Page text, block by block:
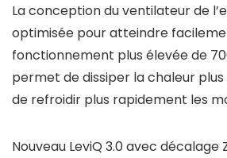
La conception du ventilateur de
optimisée pour atteindre
fonctionnement plus élevée de
permet de dissiper la chaleur
de refroidir plus rapidement les
Nouveau LeviQ 3.0 avec décalage